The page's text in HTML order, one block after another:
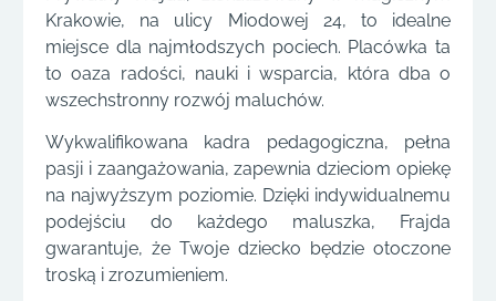
Krakowie, na ulicy Miodowej 24, to idealne
miejsce dla najmłodszych pociech. Placówka ta
to oaza radości, nauki i wsparcia, która dba o
wszechstronny rozwój maluchów.
Wykwalifikowana kadra pedagogiczna, pełna
pasji i zaangażowania, zapewnia dzieciom opiekę
na najwyższym poziomie. Dzięki indywidualnemu
podejściu do każdego maluszka, Frajda
gwarantuje, że Twoje dziecko będzie otoczone
troską i zrozumieniem.